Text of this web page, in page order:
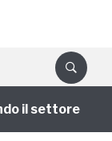
il settore